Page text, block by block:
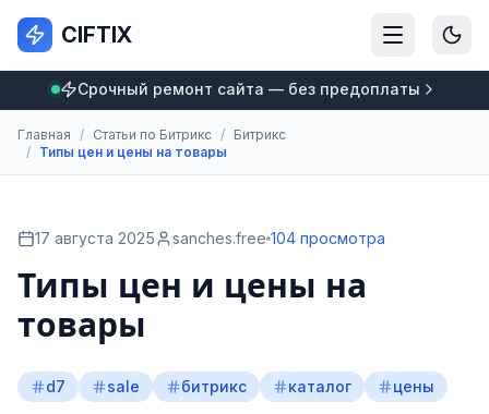
CIFTIX
Срочный ремонт сайта — без предоплаты
Главная / Статьи по Битрикс / Битрикс
/ Типы цен и цены на товары
17 августа 2025 sanches.free 104 просмотра
Типы цен и цены на
товары
d7 sale битрикс каталог цены